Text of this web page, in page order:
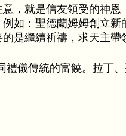
，就是信友領受的神
如：聖德蘭姆姆創立
是繼續祈禱，求天主
禮儀傳統的富饒。拉丁